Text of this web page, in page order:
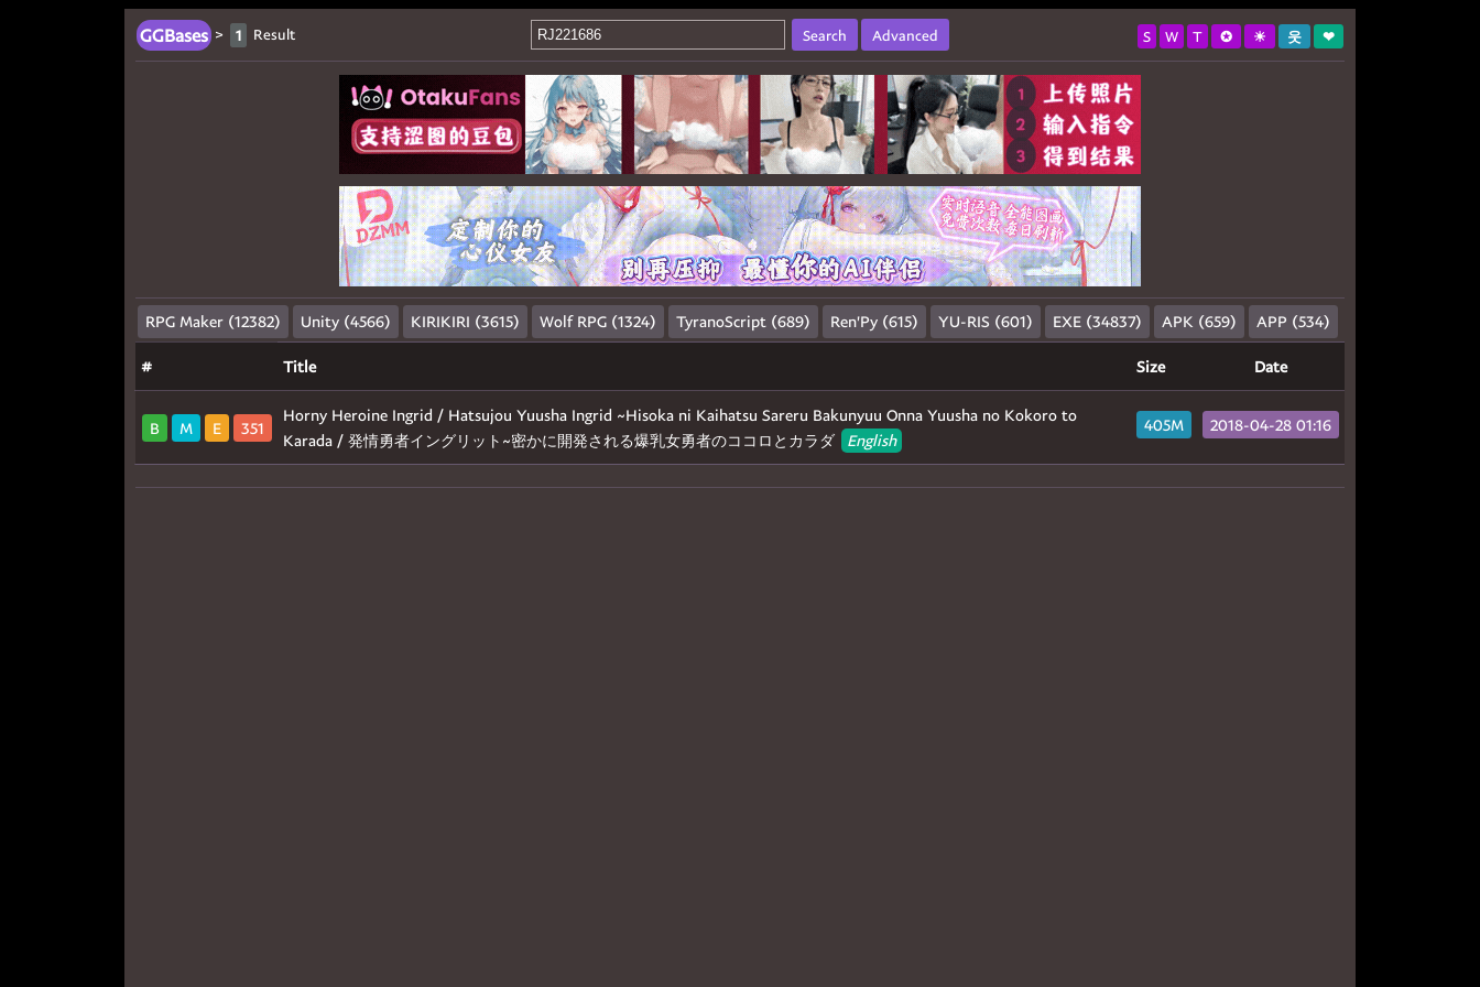
Search Advanced
GGBases > 1 Result S W T ✪ ☀ 웃 ❤
RPG Maker (12382) Unity (4566) KIRIKIRI (3615) Wolf RPG (1324) TyranoScript (689) Ren'Py (615) YU-RIS (601) EXE (34837) APK (659) APP (534)
# Title Size Date
B M E 351
Horny Heroine Ingrid / Hatsujou Yuusha Ingrid ~Hisoka ni Kaihatsu Sareru Bakunyuu Onna Yuusha no Kokoro to
Karada / 発情勇者イングリット~密かに開発される爆乳女勇者のココロとカラダ
English
405M 2018-04-28 01:16